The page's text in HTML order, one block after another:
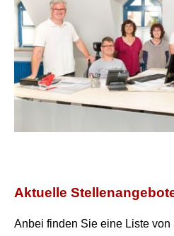
Aktuelle
Anbei finden Sie eine Liste